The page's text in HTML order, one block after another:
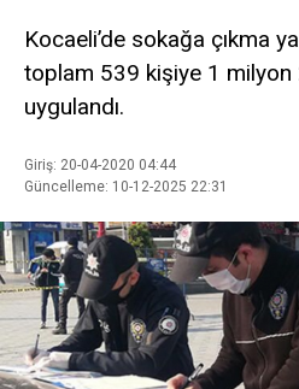
Kocaeli’de sokağa çıkma
toplam 539 kişiye 1
uygulandı.
Giriş: 20-04-2020 04:44
Güncelleme: 10-12-2025 22:31